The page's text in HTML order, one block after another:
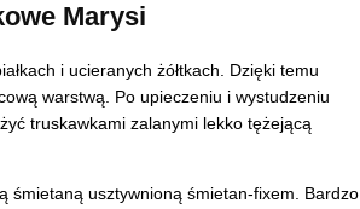
Marysi
i ucieranych żółtkach. Dzięki temu
warstwą. Po upieczeniu i wystudzeniu
truskawkami zalanymi lekko tężejącą
śmietaną usztywnioną śmietan-fixem. Bardzo